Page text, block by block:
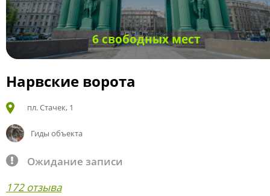
6 свободных мест
Нарвские ворота
пл. Стачек, 1
Гиды объекта
Ожидание записи
172 отзыва